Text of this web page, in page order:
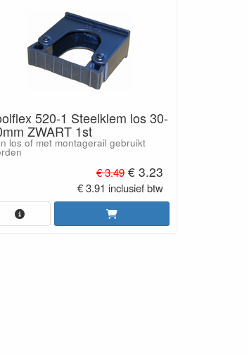
520-1 Steelklem los 30-
ZWART 1st
los of met montagerail gebruikt
€ 3.49€ 3.23
€ 3.91 inclusief btw